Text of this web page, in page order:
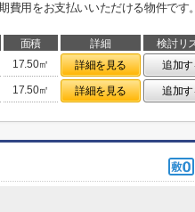
費用をお支払いいただける物件です
面積 詳細
検討リ
17.50㎡ 詳細を見る
追加す
17.50㎡ 詳細を見る 追加す